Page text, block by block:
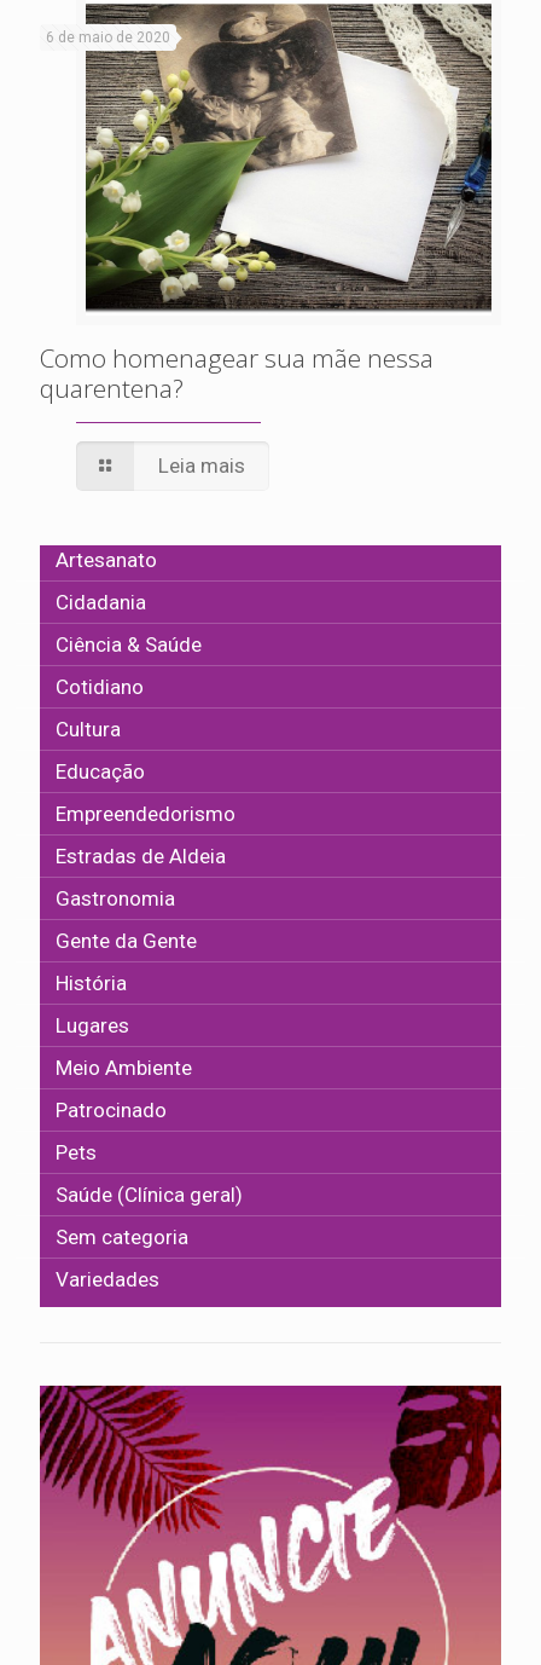
6 de maio de 2020
Como homenagear sua mãe nessa
quarentena?
Leia mais
Artesanato
Cidadania
Ciência & Saúde
Cotidiano
Cultura
Educação
Empreendedorismo
Estradas de Aldeia
Gastronomia
Gente da Gente
História
Lugares
Meio Ambiente
Patrocinado
Pets
Saúde (Clínica geral)
Sem categoria
Variedades